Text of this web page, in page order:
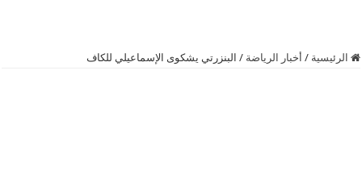
الرئيسية / أخبار الرياضة / البنزرتي يشكوى الإسماعيلي للكاف